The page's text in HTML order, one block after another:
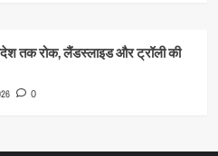
तक रोक, लैंडस्लाइड और ट्रॉली की
0